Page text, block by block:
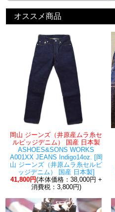
オススメ商品
岡山 ジーンズ（井原産ムラ糸セ
ルビッジデニム） 国産 日本製
ASHOES&SONS WORKS
A001XX JEANS Indigo14oz. [岡
山 ジーンズ（井原ムラ糸セルビ
ッジデニム） 国産 日本製]
41,800円(本体価格：38,000円 +
消費税：3,800円)